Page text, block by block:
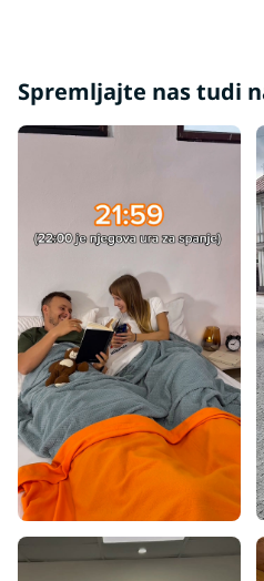
Spremljajte nas tudi